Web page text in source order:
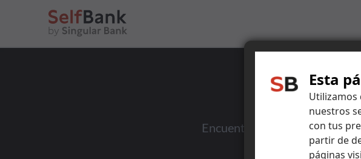
Esta
Utilizamos
nuestros
con tus
partir de
páginas
Encuentra respuestas a